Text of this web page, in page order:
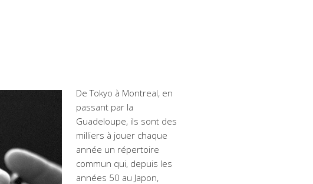
De Tokyo à Montreal, en
passant par la
Guadeloupe, ils sont des
milliers à jouer chaque
année un répertoire
commun qui, depuis les
années 50 au Japon,